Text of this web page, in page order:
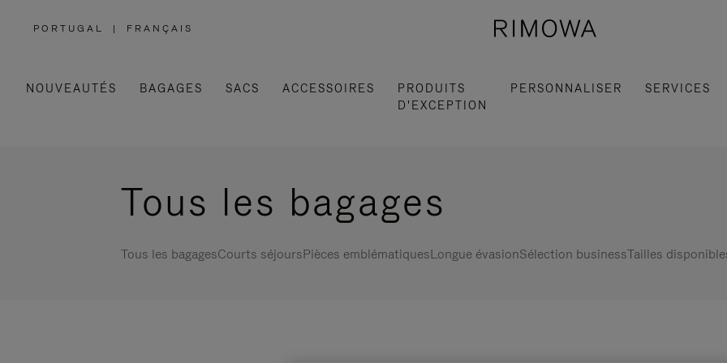
PORTUGAL
,
| FRANÇAIS
NOUVEAUTÉS BAGAGES SACS ACCESSOIRES
PRODUITS
D'EXCEPTION
PERSONNALISER SERVICES
Tous les bagages
Tous les bagagesCourts séjoursPièces emblématiquesLongue évasionSélection businessTailles